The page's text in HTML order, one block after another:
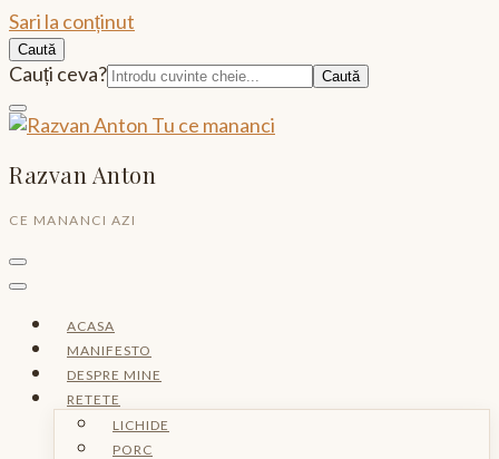
Sari la conținut
Caută
Caută:
Cauți ceva?
Razvan Anton
CE MANANCI AZI
ACASA
MANIFESTO
DESPRE MINE
RETETE
LICHIDE
PORC